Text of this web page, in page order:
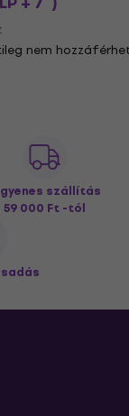
nem
szállítás
59 000 Ft -tól